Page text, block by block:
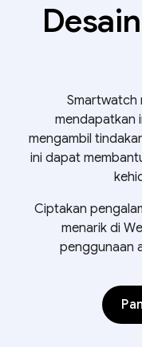
Smartwatch
mendapatkan
mengambil
ini dapat
Ciptakan
menarik di
penggunaan